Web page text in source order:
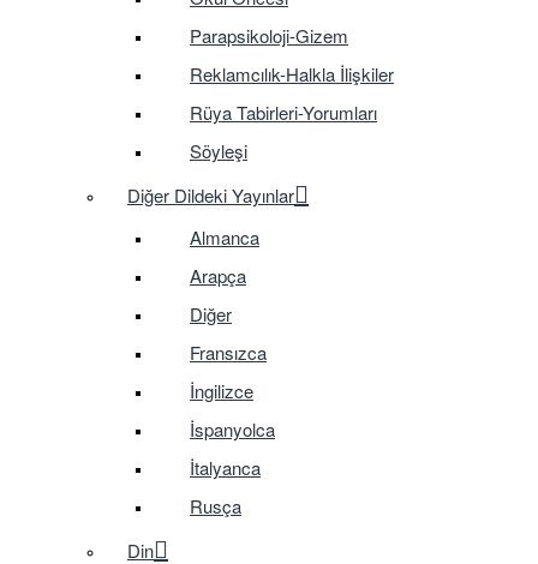
Parapsikoloji-Gizem
Reklamcılık-Halkla İlişkiler
Rüya Tabirleri-Yorumları
Söyleşi
Diğer Dildeki Yayınlar
Almanca
Arapça
Diğer
Fransızca
İngilizce
İspanyolca
İtalyanca
Rusça
Din